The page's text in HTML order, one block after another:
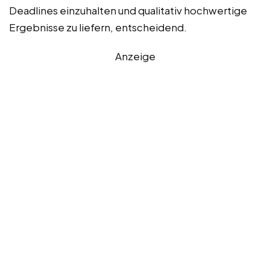
Deadlines einzuhalten und qualitativ hochwertige
Ergebnisse zu liefern, entscheidend.
Anzeige